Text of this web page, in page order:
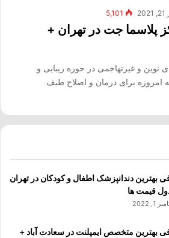
5,101
پلاسما جت در تهران +
و غیرتهاجمی در حوزه زیبایی و
برای درمان و اصلاح طیف
بهترین دندانپزشک اطفال و کودکان در تهران
قیمت ها
1, 2022
بهترین متخصص ایمپلنت در سعادت آباد +